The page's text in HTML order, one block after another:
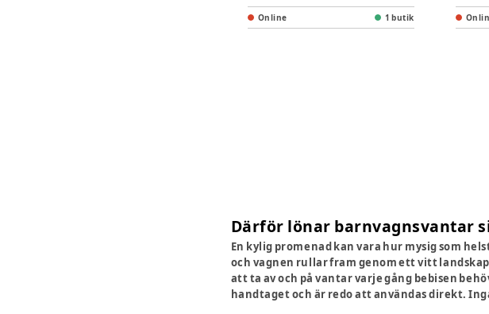
Online 1 butik
Därför lönar barnvagnsvantar
En kylig promenad kan vara hur mysig som
och vagnen rullar fram genom ett vitt
att ta av och på vantar varje gång bebisen
handtaget och är redo att användas direkt.